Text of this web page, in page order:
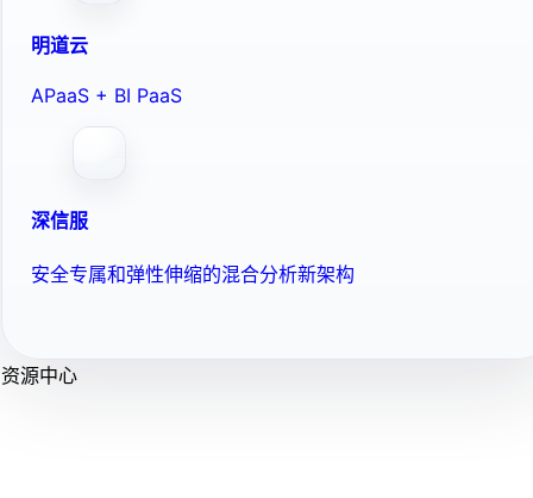
明道云
APaaS + BI PaaS
深信服
安全专属和弹性伸缩的混合分析新架构
资源中心